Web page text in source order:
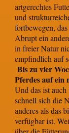
artgerechtes
und
fortbewegen,
Abrupt ein
in freier Natur
empfindlich auf
Bis zu vier
Pferdes auf ein
Und das ist
schnell sich die
anderes als das
verfügbar ist.